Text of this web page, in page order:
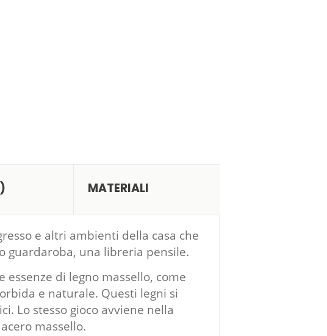
MATERIALI
e altri ambienti della casa che
guardaroba, una libreria pensile.
di legno massello, come
e naturale. Questi legni si
Lo stesso gioco avviene nella
massello.